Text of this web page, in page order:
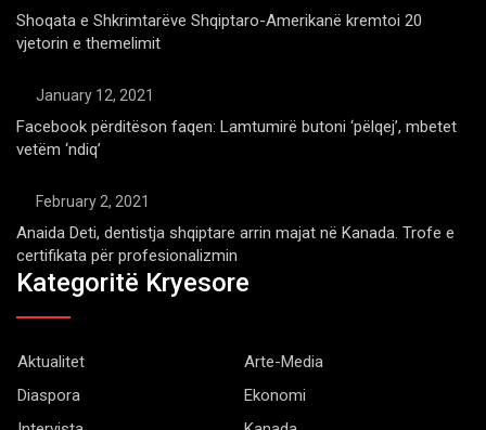
Shoqata e Shkrimtarëve Shqiptaro-Amerikanë kremtoi 20
vjetorin e themelimit
January 12, 2021
Facebook përditëson faqen: Lamtumirë butoni ‘pëlqej’, mbetet
vetëm ‘ndiq’
February 2, 2021
Anaida Deti, dentistja shqiptare arrin majat në Kanada. Trofe e
certifikata për profesionalizmin
Kategoritë Kryesore
Aktualitet
Arte-Media
Diaspora
Ekonomi